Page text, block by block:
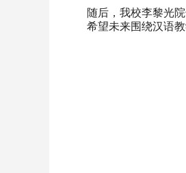
随后，我校李黎光
希望未来围绕汉语